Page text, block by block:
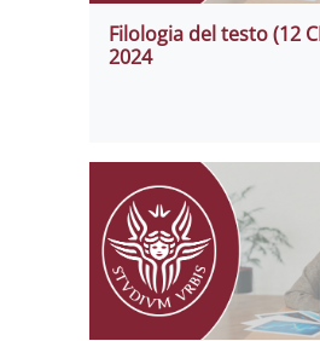
Filologia del testo (12
2024